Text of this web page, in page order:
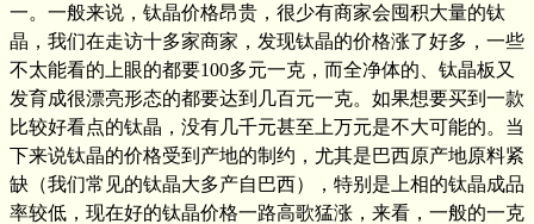
一。一般来说，钛晶价格昂贵，很少有商家会囤积大量的钛
晶，我们在走访十多家商家，发现钛晶的价格涨了好多，一些
不太能看的上眼的都要100多元一克，而全净体的、钛晶板又
发育成很漂亮形态的都要达到几百元一克。如果想要买到一款
比较好看点的钛晶，没有几千元甚至上万元是不大可能的。当
下来说钛晶的价格受到产地的制约，尤其是巴西原产地原料紧
缺（我们常见的钛晶大多产自巴西），特别是上相的钛晶成品
率较低，现在好的钛晶价格一路高歌猛涨，来看，一般的一克